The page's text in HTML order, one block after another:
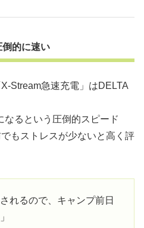
的に速い
Stream急速充電」はDELTA
なるという圧倒的スピード
もストレスが少ないと高く評
れるので、キャンプ前日